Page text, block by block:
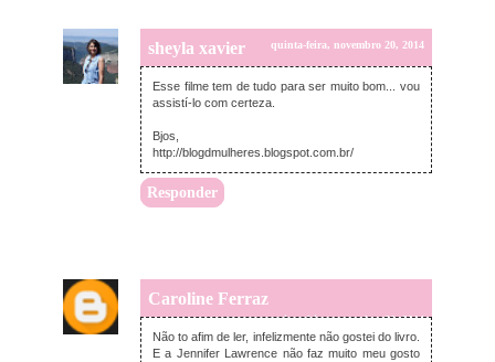
sheyla xavier quinta-feira, novembro 20, 2014
Esse filme tem de tudo para ser muito bom... vou
assistí-lo com certeza.
Bjos,
http://blogdmulheres.blogspot.com.br/
Responder
Caroline Ferraz
quinta-feira, novembro 20, 2014
Não to afim de ler, infelizmente não gostei do livro.
E a Jennifer Lawrence não faz muito meu gosto